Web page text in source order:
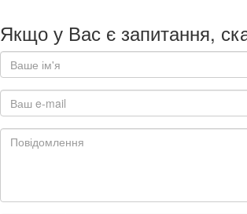
Якщо у Вас є запитання,